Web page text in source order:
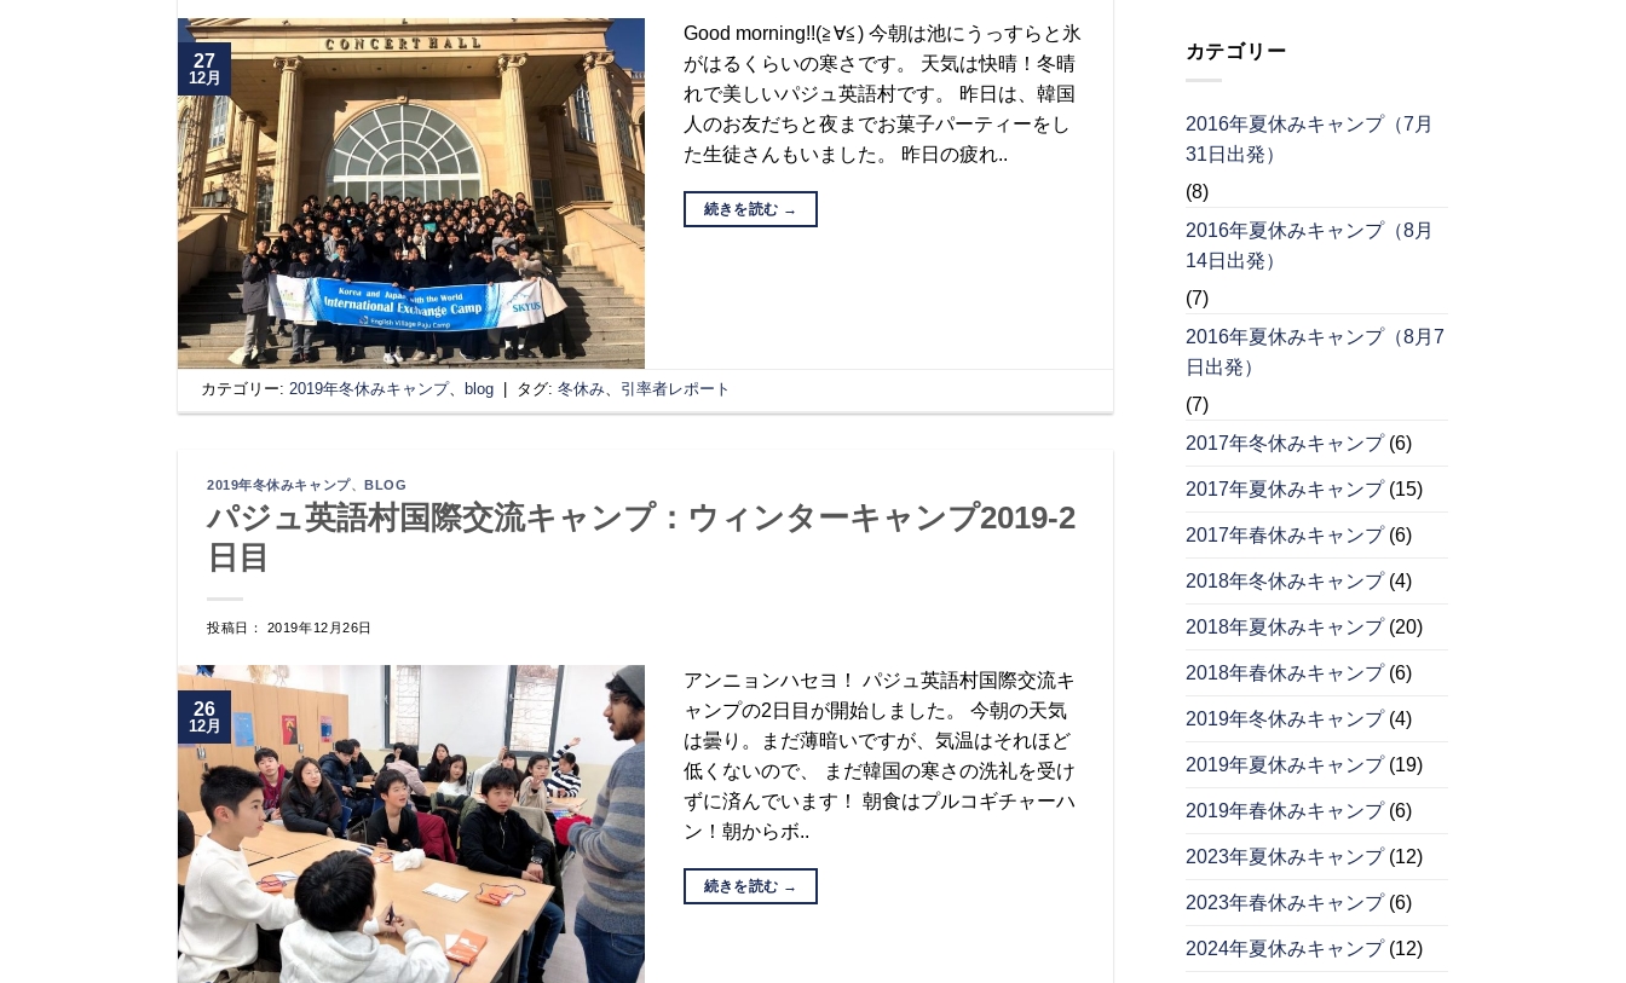
27
12月
Good morning!!(≧∀≦) 今朝は池にうっすらと氷
がはるくらいの寒さです。 天気は快晴！冬晴
れで美しいパジュ英語村です。 昨日は、韓国
人のお友だちと夜までお菓子パーティーをし
た生徒さんもいました。 昨日の疲れ..
続きを読む →
カテゴリー:2019年冬休みキャンプ、 blog タグ:冬休み、 引率者レポート
2019年冬休みキャンプ、BLOG
パジュ英語村国際交流キャンプ：ウィンターキャンプ2019-2
日目
投稿日： 2019年12月26日
26
12月
アンニョンハセヨ！ パジュ英語村国際交流キ
ャンプの2日目が開始しました。 今朝の天気
は曇り。まだ薄暗いですが、気温はそれほど
低くないので、 まだ韓国の寒さの洗礼を受け
ずに済んでいます！ 朝食はプルコギチャーハ
ン！朝からボ..
続きを読む →
カテゴリー
2016年夏休みキャンプ（7月
31日出発）
(8)
2016年夏休みキャンプ（8月
14日出発）
(7)
2016年夏休みキャンプ（8月7
日出発）
(7)
2017年冬休みキャンプ(6)
2017年夏休みキャンプ(15)
2017年春休みキャンプ(6)
2018年冬休みキャンプ(4)
2018年夏休みキャンプ(20)
2018年春休みキャンプ(6)
2019年冬休みキャンプ(4)
2019年夏休みキャンプ(19)
2019年春休みキャンプ(6)
2023年夏休みキャンプ(12)
2023年春休みキャンプ(6)
2024年夏休みキャンプ(12)